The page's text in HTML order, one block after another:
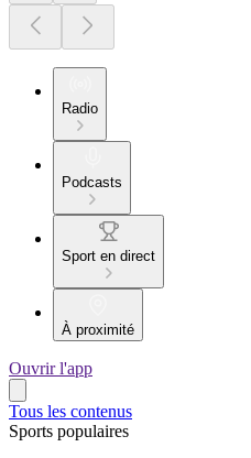
Radio
Podcasts
Sport en direct
À proximité
Ouvrir l'app
Tous les contenus
Sports populaires